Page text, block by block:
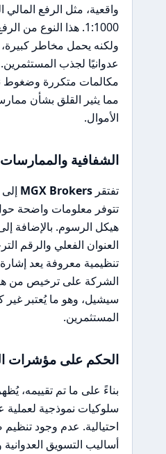
واقعية، مثل الرفع المالي
1:1000. هذا النوع من
ولكنه يحمل مخاطر
عدوانيًا لجذب
مكالمات متكررة وضغوط
مما يثير القلق بشأن
الأموال.
الشفافية والممارسات
تفتقرMGX Brokers
تتوفر معلومات واضحة حول
هيكل الرسوم. بالإضافة
العنوان الفعلي والرقم
تنظيمية معروفة يعد
الشركة على ترخيص من
سيشيل، وهو ما يُعتبر غير
المستثمرين.
الحكم على مؤشرات
بناءً على ما تم تقييمه،
سلوكيات نموذجية لعملية
احتيالية. عدم وجود تنظيم
أساليب التسويق العدوانية